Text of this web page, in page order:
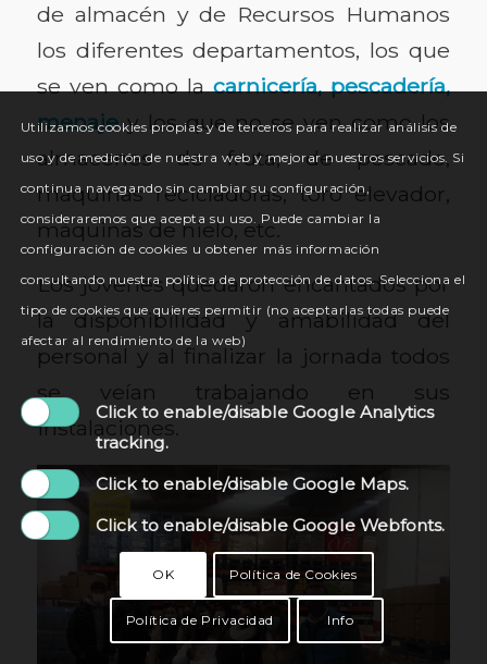
de almacén y de Recursos Humanos
los diferentes departamentos, los que
se ven como lacarnicería, pescadería,
menajey los que no se ven como los
almacenes de fruta, de pescado,
máquinas recicladoras, toro elevador,
máquinas de hielo, etc.
Los jóvenes quedaron encantados por
la disponibilidad y amabilidad del
personal y al finalizar la jornada todos
se veían trabajando en sus
instalaciones.
Utilizamos cookies propias y de terceros para realizar análisis de
uso y de medición de nuestra web y mejorar nuestros servicios. Si
continua navegando sin cambiar su configuración,
consideraremos que acepta su uso. Puede cambiar la
configuración de cookies u obtener más información
consultando nuestra política de protección de datos. Selecciona el
tipo de cookies que quieres permitir (no aceptarlas todas puede
afectar al rendimiento de la web)
Click to enable/disable Google Analytics
tracking.
Click to enable/disable Google Maps.
Click to enable/disable Google Webfonts.
OK Política de Cookies
Política de Privacidad Info